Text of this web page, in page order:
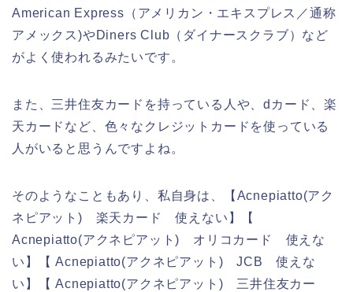
American Express（アメリカン・エキスプレス／通称
アメックス)やDiners Club（ダイナースクラブ）など
がよく使われるみたいです。
また、三井住友カードを持っている人や、dカード、楽
天カードなど、色々なクレジットカードを使っている
人がいると思うんですよね。
そのようなこともあり、私自身は、【Acnepiatto(アク
ネピアット) 楽天カード 使えない】【
Acnepiatto(アクネピアット) オリコカード 使えな
い】【 Acnepiatto(アクネピアット) JCB 使えな
い】【 Acnepiatto(アクネピアット) 三井住友カー